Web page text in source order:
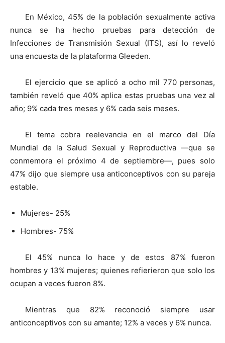
En México, 45% de la población sexualmente activa
nunca se ha hecho pruebas para detección de
Infecciones de Transmisión Sexual (ITS), así lo reveló
una encuesta de la plataforma Gleeden.
El ejercicio que se aplicó a ocho mil 770 personas,
también reveló que 40% aplica estas pruebas una vez al
año; 9% cada tres meses y 6% cada seis meses.
El tema cobra reelevancia en el marco del Día
Mundial de la Salud Sexual y Reproductiva —que se
conmemora el próximo 4 de septiembre—, pues solo
47% dijo que siempre usa anticonceptivos con su pareja
estable.
Mujeres- 25%
Hombres- 75%
El 45% nunca lo hace y de estos 87% fueron
hombres y 13% mujeres; quienes refierieron que solo los
ocupan a veces fueron 8%.
Mientras que 82% reconoció siempre usar
anticonceptivos con su amante; 12% a veces y 6% nunca.